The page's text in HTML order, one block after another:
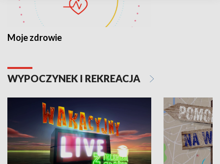
Moje zdrowie
WYPOCZYNEK I REKREACJA